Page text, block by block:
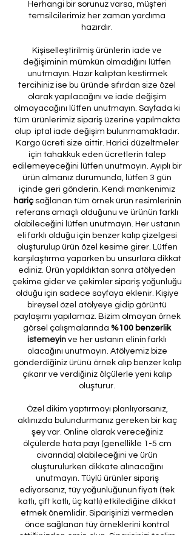
Herhangi bir sorunuz varsa, müşteri
temsilcilerimiz her zaman yardıma
hazırdır.
Kişiselleştirilmiş ürünlerin iade ve
değişiminin mümkün olmadığını lütfen
unutmayın. Hazır kalıptan kestirmek
tercihiniz ise bu üründe sıfırdan size özel
olarak yapılacağını ve iade değişim
olmayacağını lütfen unutmayın. Sayfada ki
tüm ürünlerimiz sipariş üzerine yapılmakta
olup iptal iade değişim bulunmamaktadır.
Kargo ücreti size aittir. Harici düzeltmeler
için tahakkuk eden ücretlerin talep
edilemeyeceğini lütfen unutmayın. Ayıplı bir
ürün almanız durumunda, lütfen 3 gün
içinde geri gönderin. Kendi mankenimiz
hariçsağlanan tüm örnek ürün resimlerinin
referans amaçlı olduğunu ve ürünün farklı
olabileceğini lütfen unutmayın. Her ustanın
eli farklı olduğu için benzer kalıp çizelgesi
oluşturulup ürün özel kesime girer. Lütfen
karşılaştırma yaparken bu unsurlara dikkat
ediniz. Ürün yapıldıktan sonra atölyeden
çekime gider ve çekimler sipariş yoğunluğu
olduğu için sadece sayfaya eklenir. Kişiye
bireysel özel atölyeye gidip görüntü
paylaşımı yapılamaz. Bizim olmayan örnek
görsel çalışmalarında %100 benzerlik
istemeyin ve her ustanın elinin farklı
olacağını unutmayın. Atölyemiz bize
gönderdiğiniz ürünü örnek alıp benzer kalıp
çıkarır ve verdiğiniz ölçülerle yeni kalıp
oluşturur.
Özel dikim yaptırmayı planlıyorsanız,
aklınızda bulundurmanız gereken bir kaç
şey var. Online olarak vereceğiniz
ölçülerde hata payı (genellikle 1-5 cm
civarında) olabileceğini ve ürün
oluşturulurken dikkate alınacağını
unutmayın. Tüylü ürünler sipariş
ediyorsanız, tüy yoğunluğunun fiyatı (tek
katlı, çift katlı, üç katlı) etkilediğine dikkat
etmek önemlidir. Siparişinizi vermeden
önce sağlanan tüy örneklerini kontrol